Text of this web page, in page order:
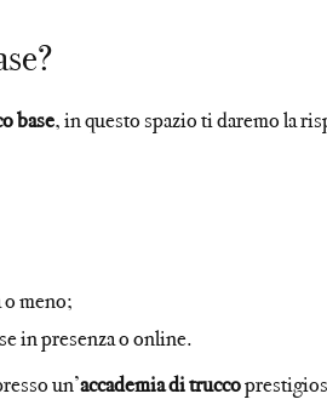
base, in questo spazio ti daremo la
meno;
in presenza o online.
un’accademia di trucco